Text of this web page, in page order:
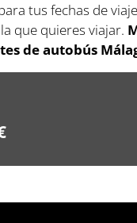
tus fechas de
que quieres viajar.
de autobús